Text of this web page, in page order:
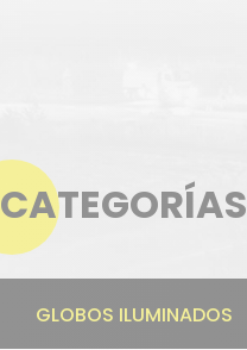
CATEGORÍAS
GLOBOS ILUMINADOS